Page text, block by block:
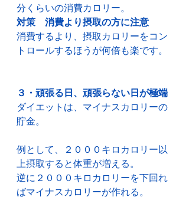
分くらいの消費カロリー。
対策　消費より摂取の方に注意
消費するより、摂取カロリーをコン
トロールするほうが何倍も楽です。
３・頑張る日、頑張らない日が極端
ダイエットは、マイナスカロリーの
貯金。
例として、２０００キロカロリー以
上摂取すると体重が増える。
逆に２０００キロカロリーを下回れ
ばマイナスカロリーが作れる。